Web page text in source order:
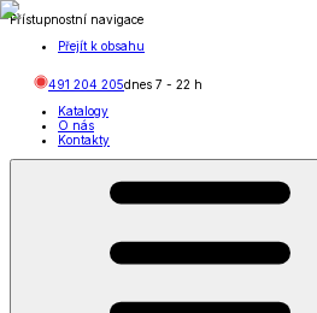
Přístupnostní navigace
Přejít k obsahu
491 204 205dnes 7 - 22 h
Katalogy
O nás
Kontakty